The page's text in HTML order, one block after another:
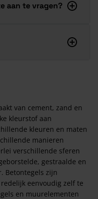
aan te vragen?
van cement, zand en
kleurstof aan
kleuren en maten
manieren
verschillende sferen
gestraalde en
Betontegels zijn
eenvoudig zelf te
en muurelementen